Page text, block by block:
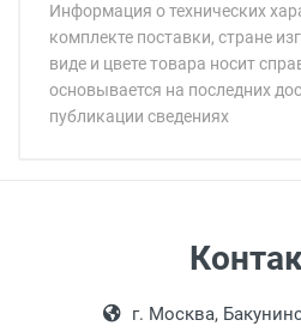
Информация о технических
комплекте поставки, стране
виде и цвете товара носит
основывается на последних
публикации сведениях
Общая ширина:
18:00, по субботам
г. Москва,